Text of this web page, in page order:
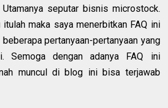
seputar bisnis microstock.
itulah maka saya menerbitkan FAQ ini
pertanyaan-pertanyaan yang
Semoga dengan adanya FAQ ini
muncul di blog ini bisa terjawab